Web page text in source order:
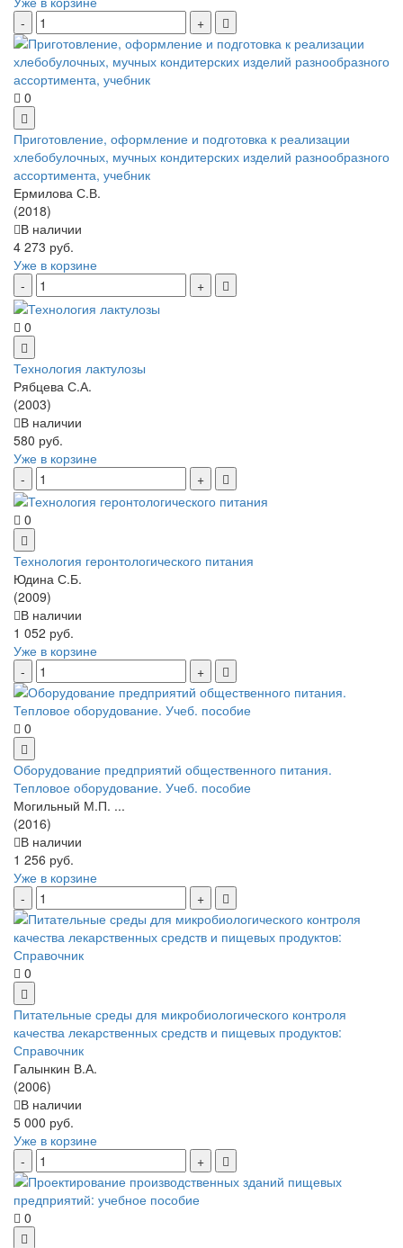
0
Приготовление, оформление и подготовка к реализации
хлебобулочных, мучных кондитерских изделий разнообразного
ассортимента, учебник
Ермилова С.В.
(2018)
В наличии
4 273 руб.
Уже в корзине
0
Технология лактулозы
Рябцева С.А.
(2003)
В наличии
580 руб.
Уже в корзине
0
Технология геронтологического питания
Юдина С.Б.
(2009)
В наличии
1 052 руб.
Уже в корзине
0
Оборудование предприятий общественного питания.
Тепловое оборудование. Учеб. пособие
Могильный М.П. ...
(2016)
В наличии
1 256 руб.
Уже в корзине
0
Питательные среды для микробиологического контроля
качества лекарственных средств и пищевых продуктов:
Справочник
Галынкин В.А.
(2006)
В наличии
5 000 руб.
Уже в корзине
0